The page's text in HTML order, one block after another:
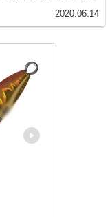
2020.06.14